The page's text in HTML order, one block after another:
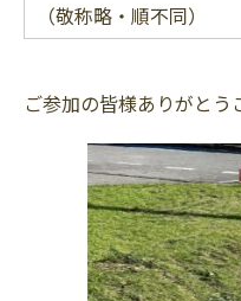
（敬称略・順不同）
ご参加の皆様ありがとう